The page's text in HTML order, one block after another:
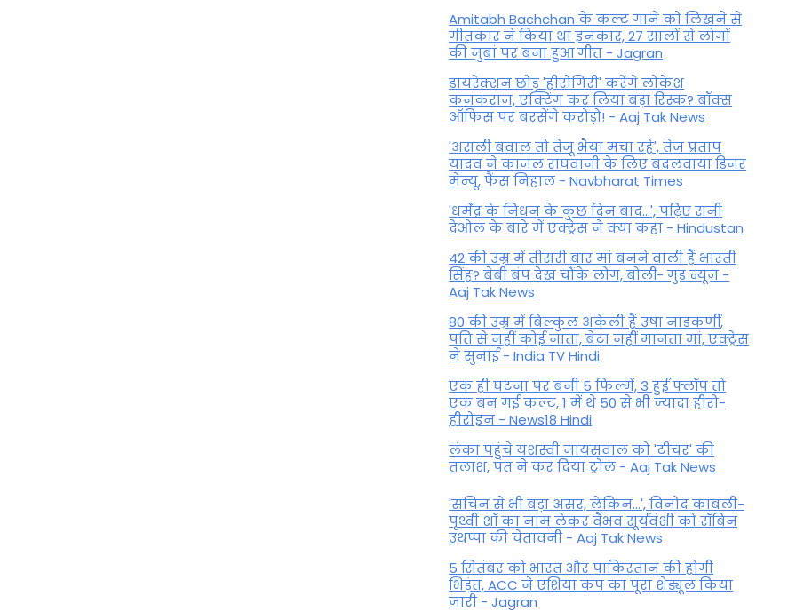
Amitabh Bachchan के कल्ट गाने को लिखने से
गीतकार ने किया था इनकार, 27 सालों से लोगों
की जुबां पर बना हुआ गीत - Jagran
डायरेक्शन छोड़ 'हीरोगिरी' करेंगे लोकेश
कनकराज, एक्टिंग कर लिया बड़ा रिस्क? बॉक्स
ऑफिस पर बरसेंगे करोड़ों! - Aaj Tak News
'असली बवाल तो तेजू भैया मचा रहे', तेज प्रताप
यादव ने काजल राघवानी के लिए बदलवाया डिनर
मेन्यू, फैंस न‍िहाल - Navbharat Times
'धर्मेंद्र के निधन के कुछ दिन बाद...', पढ़िए सनी
देओल के बारे में एक्ट्रेस ने क्या कहा - Hindustan
42 की उम्र में तीसरी बार मां बनने वाली हैं भारती
सिंह? बेबी बंप देख चौंके लोग, बोलीं- गुड न्यूज -
Aaj Tak News
80 की उम्र में बिल्कुल अकेली हैं उषा नाडकर्णी,
पति से नहीं कोई नाता, बेटा नहीं मानता मां, एक्ट्रेस
ने सुनाई - India TV Hindi
एक ही घटना पर बनी 5 फिल्में, 3 हुईं फ्लॉप तो
एक बन गई कल्ट, 1 में थे 50 से भी ज्यादा हीरो-
हीरोइन - News18 Hindi
लंका पहुंचे यशस्वी जायसवाल को 'टीचर' की
तलाश, पंत ने कर द‍िया ट्रोल - Aaj Tak News
'सचिन से भी बड़ा असर, लेकिन...', व‍िनोद कांबली-
पृथ्वी शॉ का नाम लेकर वैभव सूर्यवंशी को रॉबिन
उथप्पा की चेतावनी - Aaj Tak News
5 सितंबर को भारत और पाकिस्‍तान की होगी
भिड़ंत, ACC ने एशिया कप का पूरा शेड्यूल किया
जारी - Jagran